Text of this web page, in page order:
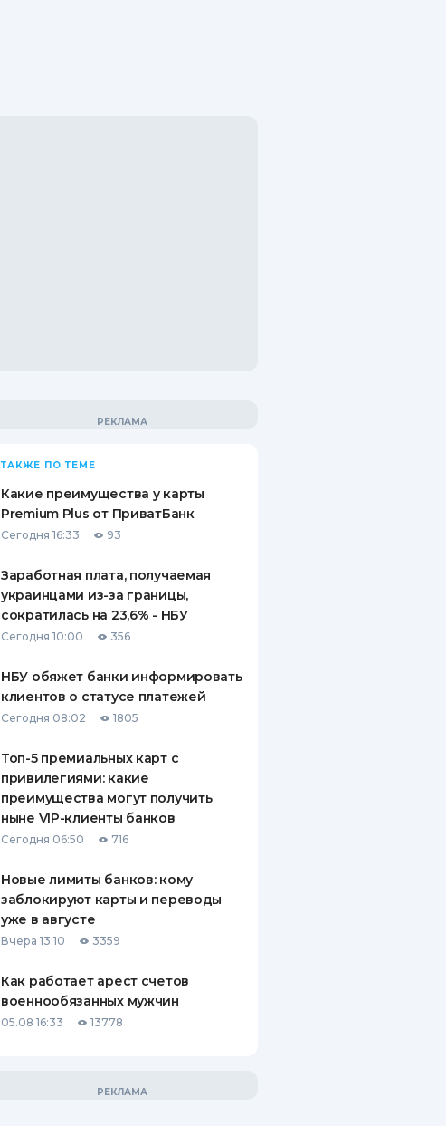
ТАКЖЕ ПО ТЕМЕ
Какие преимущества у карты
Premium Plus от ПриватБанк
Сегодня 16:33 93
Заработная плата, получаемая
украинцами из-за границы,
сократилась на 23,6% - НБУ
Сегодня 10:00 356
НБУ обяжет банки информировать
клиентов о статусе платежей
Сегодня 08:02 1805
Топ-5 премиальных карт с
привилегиями: какие
преимущества могут получить
ныне VIP-клиенты банков
Сегодня 06:50 716
Новые лимиты банков: кому
заблокируют карты и переводы
уже в августе
Вчера 13:10 3359
Как работает арест счетов
военнообязанных мужчин
05.08 16:33 13778